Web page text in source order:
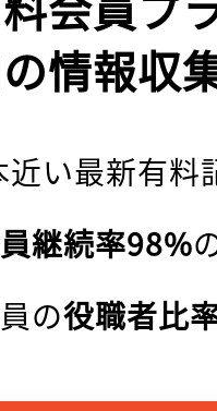
情報収
い最新有料
継続率98%
の役職者比